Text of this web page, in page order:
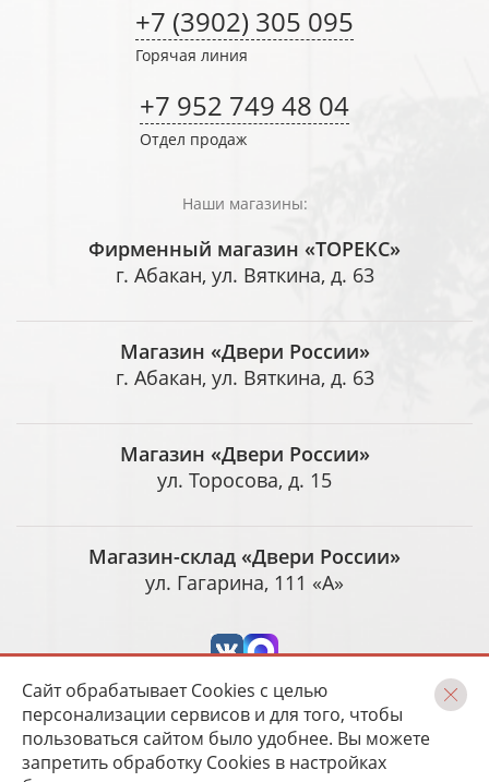
Сайт обрабатывает Cookies с целью
персонализации сервисов и для того, чтобы
пользоваться сайтом было удобнее. Вы можете
запретить обработку Cookies в настройках
+7 (3902) 305 095
Горячая линия
+7 952 749 48 04
Отдел продаж
Наши магазины:
Фирменный магазин «ТОРЕКС»
г. Абакан, ул. Вяткина, д. 63
Магазин «Двери России»
г. Абакан, ул. Вяткина, д. 63
Магазин «Двери России»
ул. Торосова, д. 15
Магазин-склад «Двери России»
ул. Гагарина, 111 «А»
Разработка и сопровождение Magneex digital-студия